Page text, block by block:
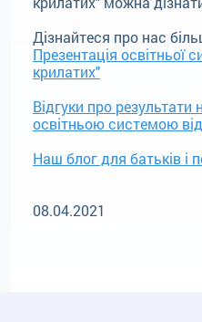
Дізнайтеся про нас
Презентація освітньої
крилатих"
Відгуки про
освітньою системою
Наш блог для батьків і
08.04.2021